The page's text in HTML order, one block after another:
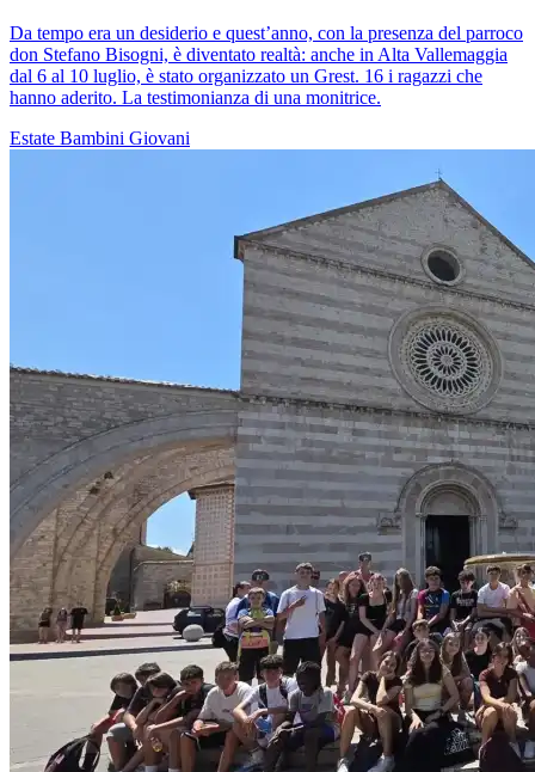
Da tempo era un desiderio e quest’anno, con la presenza del parroco
don Stefano Bisogni, è diventato realtà: anche in Alta Vallemaggia
dal 6 al 10 luglio, è stato organizzato un Grest. 16 i ragazzi che
hanno aderito. La testimonianza di una monitrice.
Estate Bambini Giovani